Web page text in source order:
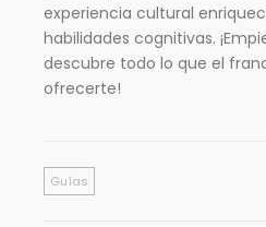
experiencia cultural
habilidades cognitivas.
descubre todo lo que el
ofrecerte!
Guías